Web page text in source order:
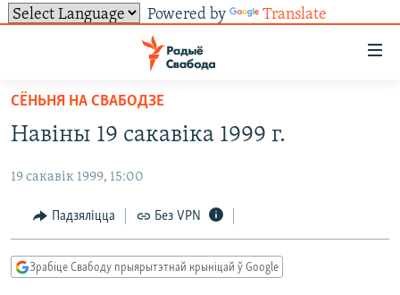
Powered by Translate
ўнівэрсальнага
доступу
Перайсьці
да
галоўнага
Перайсьці
да
галоўнай
навігацыі
ВІДЭА І ФОТА
ЛЮДЗІ
ЭКАНОМІКА
ТЭСТЫ
БЛОГІ
ПАДКАСТЫ
СУВЯЗЬ
АБЫСЬЦІ БЛЯКАВАНЬНЕ
ПАДПІСАЦЦА
ПАДКАСТЫ
САЧЫЦЕ ЗА АБНАЎЛЕНЬНЯМІ
СЁНЬНЯ НА СВАБОДЗЕ
Навіны 19 сакавіка 1999 г.
19 сакавік 1999, 15:00
Падзяліцца Без VPN
Зрабіце Свабоду прыярытэтнай крыніцай ў Google